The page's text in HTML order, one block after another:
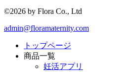
©2026 by Flora Co., Ltd
admin@floramaternity.com
トップページ
商品一覧
妊活アプリ